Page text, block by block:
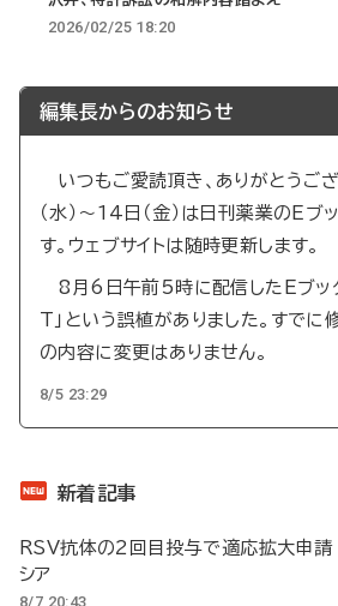
2026/02/25 18:20
編集長からのお知らせ
いつもご愛読頂き、ありがとうご
（水）～14日（金）は日刊薬業のEブ
す。ウェブサイトは随時更新します。
8月6日午前5時に配信したEブッ
T」という誤植がありました。すでに
の内容に変更はありません。
8/5 23:29
新着記事
RSV抗体の2回目投与で適応拡大申
シア
8/7 20:43